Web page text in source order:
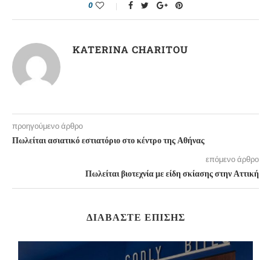
0
KATERINA CHARITOU
προηγούμενο άρθρο
Πωλείται ασιατικό εστιατόριο στο κέντρο της Αθήνας
επόμενο άρθρο
Πωλείται βιοτεχνία με είδη σκίασης στην Αττική
ΔΙΑΒΆΣΤΕ ΕΠΊΣΗΣ